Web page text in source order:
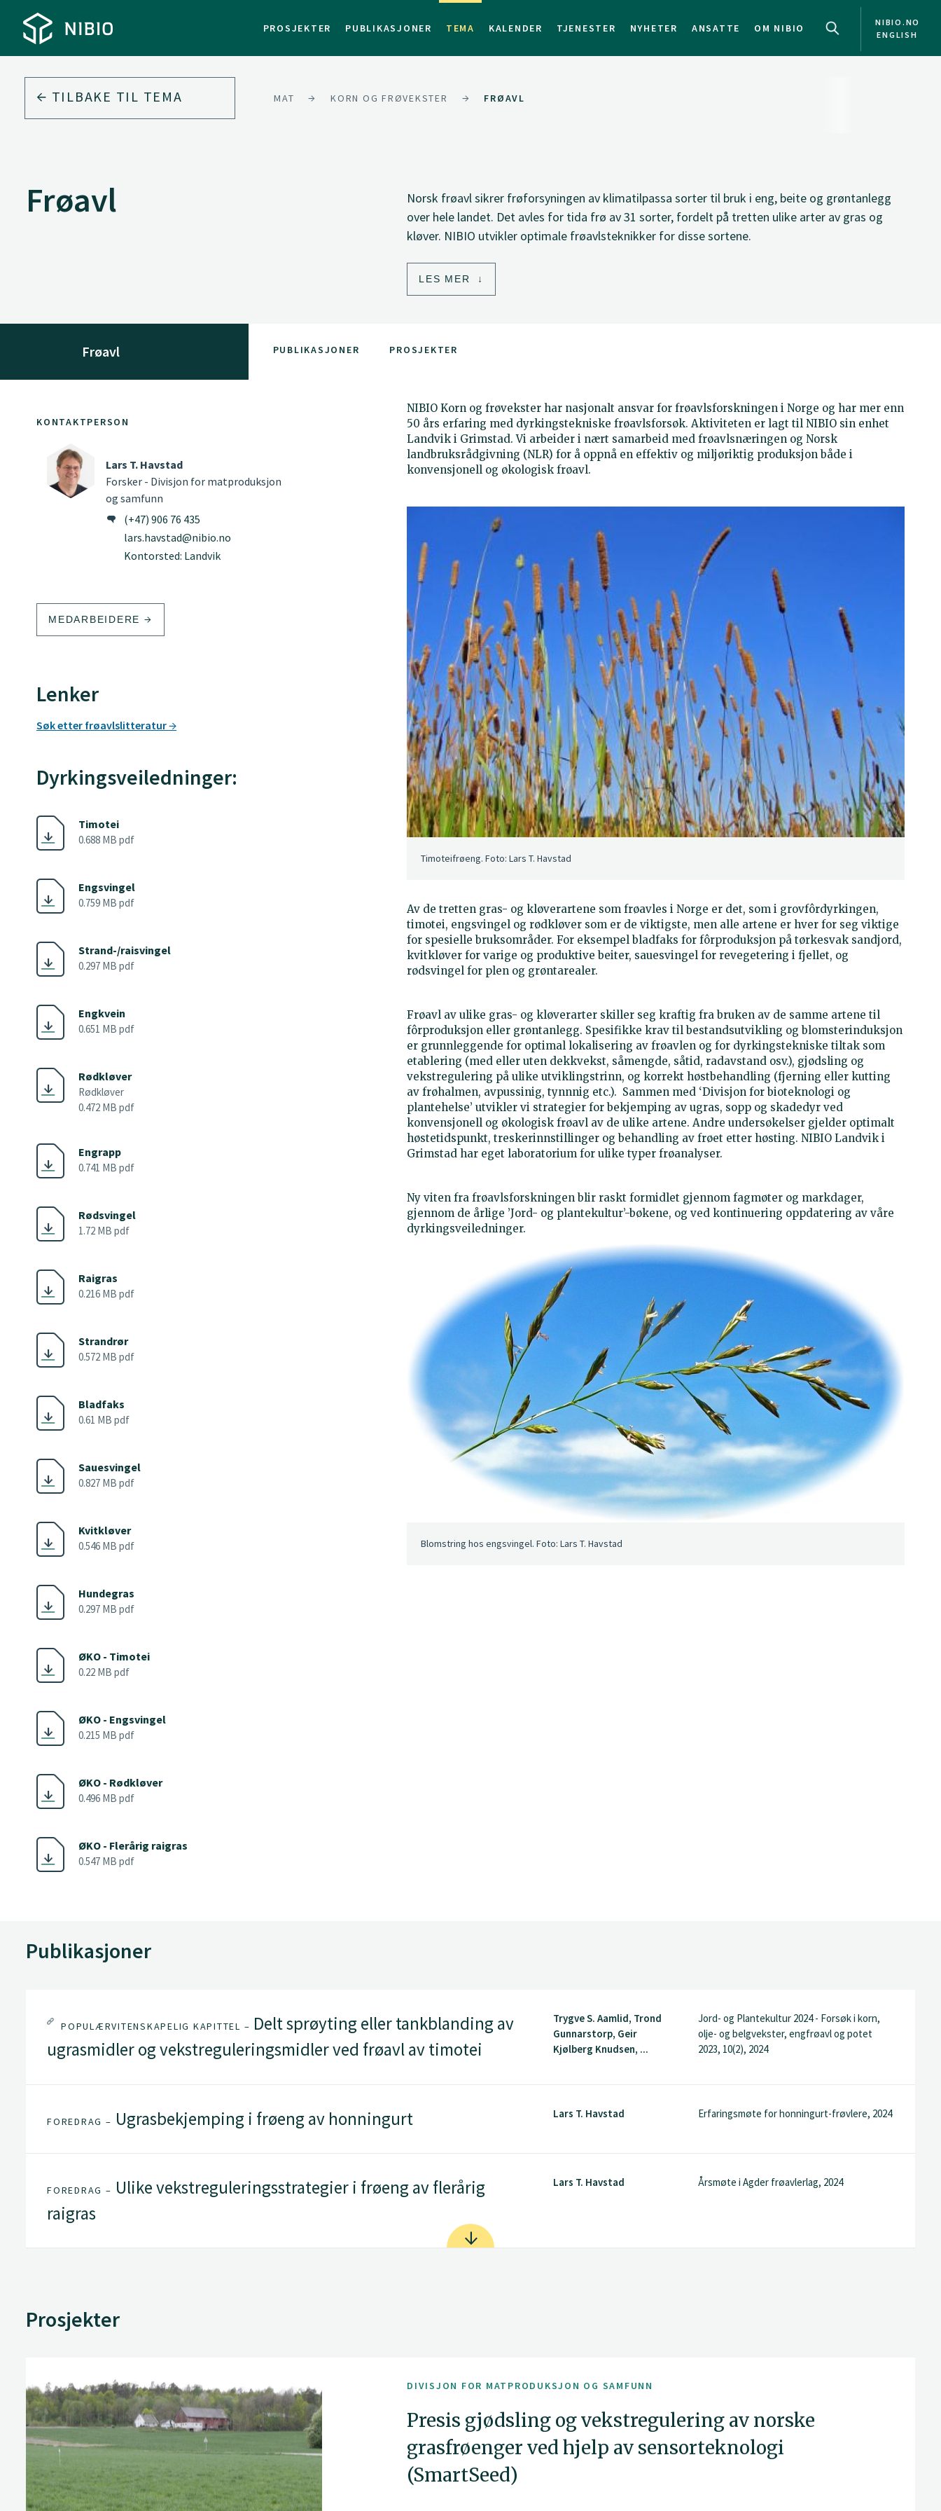
PROSJEKTER PUBLIKASJONER TEMA KALENDER TJENESTER NYHETER ANSATTE OM NIBIO
NIBIO.NO
ENGLISH
TILBAKE TIL TEMA MAT KORN OG FRØVEKSTER FRØAVL
Frøavl
Norsk frøavl sikrer frøforsyningen av klimatilpassa sorter til bruk i eng, beite og grøntanlegg
over hele landet. Det avles for tida frø av 31 sorter, fordelt på tretten ulike arter av gras og
kløver. NIBIO utvikler optimale frøavlsteknikker for disse sortene.
LES MER
Frøavl PUBLIKASJONER PROSJEKTER
KONTAKTPERSON
Lars T. Havstad
Forsker - Divisjon for matproduksjon
og samfunn
(+47) 906 76 435
lars.havstad@nibio.no
Kontorsted: Landvik
MEDARBEIDERE
Lenker
Søk etter frøavlslitteratur
Dyrkingsveiledninger:
Timotei
0.688 MB pdf
Engsvingel
0.759 MB pdf
Strand-/raisvingel
0.297 MB pdf
Engkvein
0.651 MB pdf
Rødkløver
Rødkløver
0.472 MB pdf
Engrapp
0.741 MB pdf
Rødsvingel
1.72 MB pdf
Raigras
0.216 MB pdf
Strandrør
0.572 MB pdf
Bladfaks
0.61 MB pdf
Sauesvingel
0.827 MB pdf
Kvitkløver
0.546 MB pdf
Hundegras
0.297 MB pdf
ØKO - Timotei
0.22 MB pdf
ØKO - Engsvingel
0.215 MB pdf
ØKO - Rødkløver
0.496 MB pdf
ØKO - Flerårig raigras
0.547 MB pdf
NIBIO Korn og frøvekster har nasjonalt ansvar for frøavlsforskningen i Norge og har mer enn
50 års erfaring med dyrkingstekniske frøavlsforsøk. Aktiviteten er lagt til NIBIO sin enhet
Landvik i Grimstad. Vi arbeider i nært samarbeid med frøavlsnæringen og Norsk
landbruksrådgivning (NLR) for å oppnå en effektiv og miljøriktig produksjon både i
konvensjonell og økologisk frøavl.
Timoteifrøeng. Foto: Lars T. Havstad
Av de tretten gras- og kløverartene som frøavles i Norge er det, som i grovfôrdyrkingen,
timotei, engsvingel og rødkløver som er de viktigste, men alle artene er hver for seg viktige
for spesielle bruksområder. For eksempel bladfaks for fôrproduksjon på tørkesvak sandjord,
kvitkløver for varige og produktive beiter, sauesvingel for revegetering i fjellet, og
rødsvingel for plen og grøntarealer.
Frøavl av ulike gras- og kløverarter skiller seg kraftig fra bruken av de samme artene til
fôrproduksjon eller grøntanlegg. Spesifikke krav til bestandsutvikling og blomsterinduksjon
er grunnleggende for optimal lokalisering av frøavlen og for dyrkingstekniske tiltak som
etablering (med eller uten dekkvekst, såmengde, såtid, radavstand osv.), gjødsling og
vekstregulering på ulike utviklingstrinn, og korrekt høstbehandling (fjerning eller kutting
av frøhalmen, avpussinig, tynnnig etc.). Sammen med ‘Divisjon for bioteknologi og
plantehelse’ utvikler vi strategier for bekjemping av ugras, sopp og skadedyr ved
konvensjonell og økologisk frøavl av de ulike artene. Andre undersøkelser gjelder optimalt
høstetidspunkt, treskerinnstillinger og behandling av frøet etter høsting. NIBIO Landvik i
Grimstad har eget laboratorium for ulike typer frøanalyser.
Ny viten fra frøavlsforskningen blir raskt formidlet gjennom fagmøter og markdager,
gjennom de årlige ’Jord- og plantekultur’-bøkene, og ved kontinuering oppdatering av våre
dyrkingsveiledninger.
Blomstring hos engsvingel. Foto: Lars T. Havstad
Publikasjoner
POPULÆRVITENSKAPELIG KAPITTEL – Delt sprøyting eller tankblanding av
ugrasmidler og vekstreguleringsmidler ved frøavl av timotei
Trygve S. Aamlid, Trond
Gunnarstorp, Geir
Kjølberg Knudsen, ...
Jord- og Plantekultur 2024 - Forsøk i korn,
olje- og belgvekster, engfrøavl og potet
2023, 10(2), 2024
FOREDRAG – Ugrasbekjemping i frøeng av honningurt Lars T. Havstad Erfaringsmøte for honningurt-frøvlere, 2024
FOREDRAG – Ulike vekstreguleringsstrategier i frøeng av flerårig
raigras
Lars T. Havstad Årsmøte i Agder frøavlerlag, 2024
Prosjekter
DIVISJON FOR MATPRODUKSJON OG SAMFUNN
Presis gjødsling og vekstregulering av norske
grasfrøenger ved hjelp av sensorteknologi
(SmartSeed)